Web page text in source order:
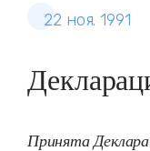
22 ноя. 1991
Принята